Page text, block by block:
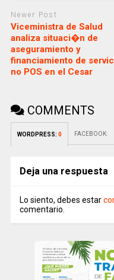
Newer Post
Viceministra de Salud
analiza situaci�n de
aseguramiento y
financiamiento de
no POS en el Cesar
COMMENTS
WORDPRESS: 0 FACEBOOK:
Deja una respuesta
Lo siento, debes estar
comentario.